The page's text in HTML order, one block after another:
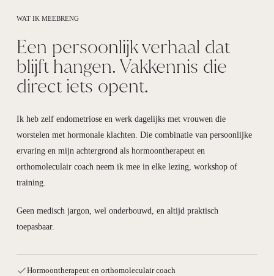
WAT IK MEEBRENG
Een persoonlijk verhaal dat
blijft hangen. Vakkennis die
direct iets opent.
Ik heb zelf endometriose en werk dagelijks met vrouwen die
worstelen met hormonale klachten. Die combinatie van persoonlijke
ervaring en mijn achtergrond als hormoontherapeut en
orthomoleculair coach neem ik mee in elke lezing, workshop of
training.
Geen medisch jargon, wel onderbouwd, en altijd praktisch
toepasbaar.
Hormoontherapeut en orthomoleculair coach